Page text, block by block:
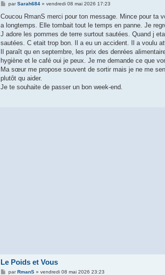
M
s
a
g
parSarah684» vendredi 08 mai 2026 17:23
Coucou RmanS merci pour ton message. Mince pour ta
a longtemps. Elle tombait tout le temps en panne. Je
J adore les pommes de terre surtout sautées. Quand j
sautées. C etait trop bon. Il a eu un accident. Il a voulu
Il paraît qu en septembre, les prix des denrées
hygiène et le café oui je peux. Je me demande ce que
Ma sœur me propose souvent de sortir mais je ne me
plutôt qu aider.
Je te souhaite de passer un bon week-end.
Le Poids et Vous
MparRmanS» vendredi 08 mai 2026 23:23